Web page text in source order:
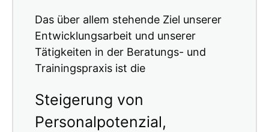
Das über allem stehende Ziel unserer
Entwicklungsarbeit und unserer
Tätigkeiten in der Beratungs- und
Trainingspraxis ist die
Steigerung von
Personalpotenzial,